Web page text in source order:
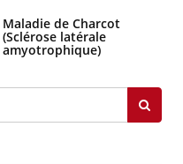
Maladie de Charcot
(Sclérose latérale
amyotrophique)